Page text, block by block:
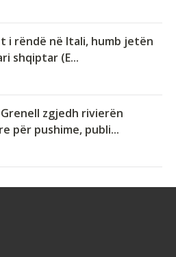
i rëndë në Itali, humb jetën
shqiptar (E...
zgjedh rivierën
për pushime, publi...